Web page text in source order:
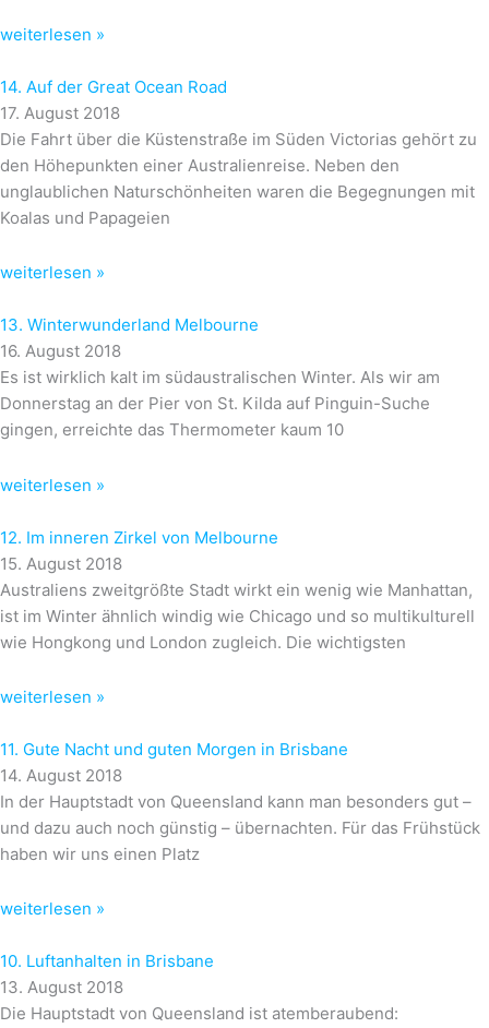
weiterlesen »
14. Auf der Great Ocean Road
17. August 2018
Die Fahrt über die Küstenstraße im Süden Victorias gehört zu
den Höhepunkten einer Australienreise. Neben den
unglaublichen Naturschönheiten waren die Begegnungen mit
Koalas und Papageien
weiterlesen »
13. Winterwunderland Melbourne
16. August 2018
Es ist wirklich kalt im südaustralischen Winter. Als wir am
Donnerstag an der Pier von St. Kilda auf Pinguin-Suche
gingen, erreichte das Thermometer kaum 10
weiterlesen »
12. Im inneren Zirkel von Melbourne
15. August 2018
Australiens zweitgrößte Stadt wirkt ein wenig wie Manhattan,
ist im Winter ähnlich windig wie Chicago und so multikulturell
wie Hongkong und London zugleich. Die wichtigsten
weiterlesen »
11. Gute Nacht und guten Morgen in Brisbane
14. August 2018
In der Hauptstadt von Queensland kann man besonders gut –
und dazu auch noch günstig – übernachten. Für das Frühstück
haben wir uns einen Platz
weiterlesen »
10. Luftanhalten in Brisbane
13. August 2018
Die Hauptstadt von Queensland ist atemberaubend: